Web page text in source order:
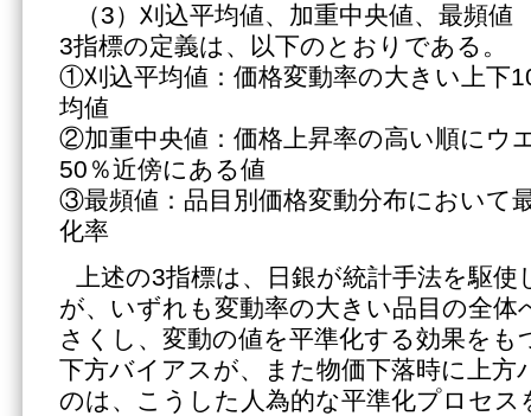
（3）刈込平均値、加重中央値、最頻値
3指標の定義は、以下のとおりである。
①刈込平均値：価格変動率の大きい上下
均値
②加重中央値：価格上昇率の高い順にウ
50％近傍にある値
③最頻値：品目別価格変動分布において
化率
上述の3指標は、日銀が統計手法を駆
が、いずれも変動率の大きい品目の全体
さくし、変動の値を平準化する効果をも
下方バイアスが、また物価下落時に上方
のは、こうした人為的な平準化プロセ